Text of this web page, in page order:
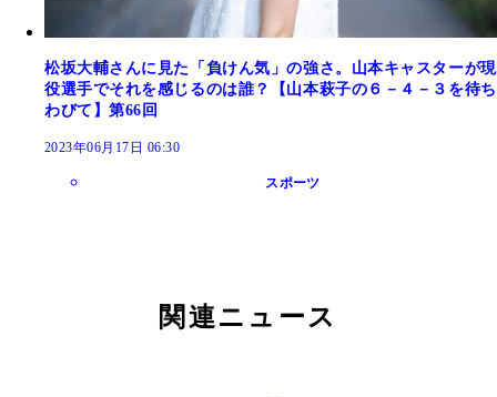
松坂大輔さんに見た「負けん気」の強さ。山本キャスターが現
役選手でそれを感じるのは誰？【山本萩子の６－４－３を待ち
わびて】第66回
2023年06月17日 06:30
スポーツ
関連ニュース